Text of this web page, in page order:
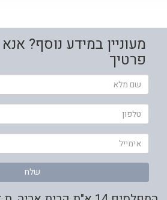
מעוניין במידע נוסף?
פרטיך
שם
מלא
טלפון
אימייל
שלח